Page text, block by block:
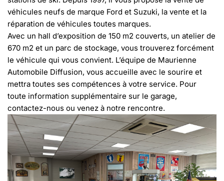
véhicules neufs de marque Ford et Suzuki, la vente et la
réparation de véhicules toutes marques.
Avec un hall d’exposition de 150 m2 couverts, un atelier de
670 m2 et un parc de stockage, vous trouverez forcément
le véhicule qui vous convient. L’équipe de Maurienne
Automobile Diffusion, vous accueille avec le sourire et
mettra toutes ses compétences à votre service. Pour
toute information supplémentaire sur le garage,
contactez-nous ou venez à notre rencontre.